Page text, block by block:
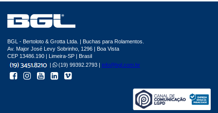
BGL - Bertoloto & Grotta Ltda. | Buchas para Rolamentos.
Av. Major José Levy Sobrinho, 1296 | Boa Vista
CEP 13486.190 | Limeira-SP | Brasil
|
(19) 99392.2793 | info@bgl.com.br